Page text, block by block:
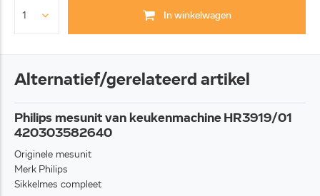
In winkelwagen
Alternatief/gerelateerd artikel
Philips mesunit van keukenmachine HR3919/01
420303582640
Originele mesunit
Merk Philips
Sikkelmes compleet